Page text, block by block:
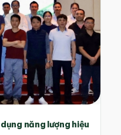
năng lượng hiệu